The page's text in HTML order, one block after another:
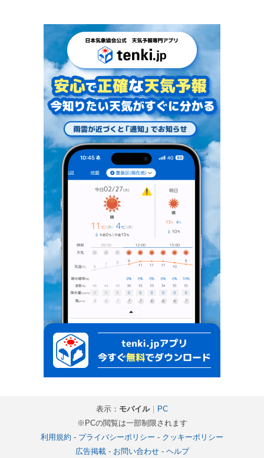
表示： モバイル｜ PC
※PCの閲覧は一部制限されます
利用規約 - プライバシーポリシー - クッキーポリシー
広告掲載- お問い合わせ- ヘルプ